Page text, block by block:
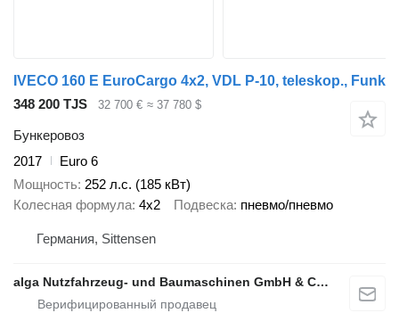
IVECO 160 E EuroCargo 4x2, VDL P-10, teleskop., Funk
348 200 TJS
32 700 € ≈ 37 780 $
Бункеровоз
2017
Euro 6
Мощность 252 л.с. (185 кВт)
Колесная формула 4x2 Подвеска пневмо/пневмо
Германия, Sittensen
alga Nutzfahrzeug- und Baumaschinen GmbH & Co. KG